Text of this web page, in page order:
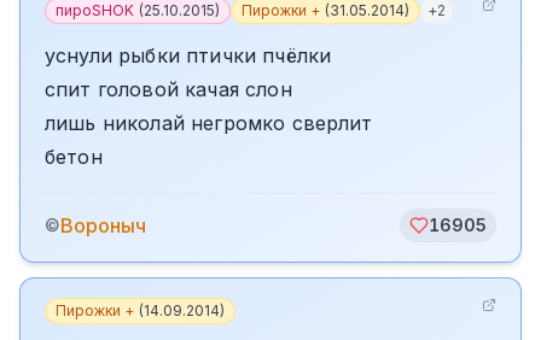
пироSHOK (25.10.2015) Пирожки + (31.05.2014) +2
уснули рыбки птички пчёлки
спит головой качая слон
лишь николай негромко сверлит
бетон
©Вороныч 16905
Пирожки + (14.09.2014)